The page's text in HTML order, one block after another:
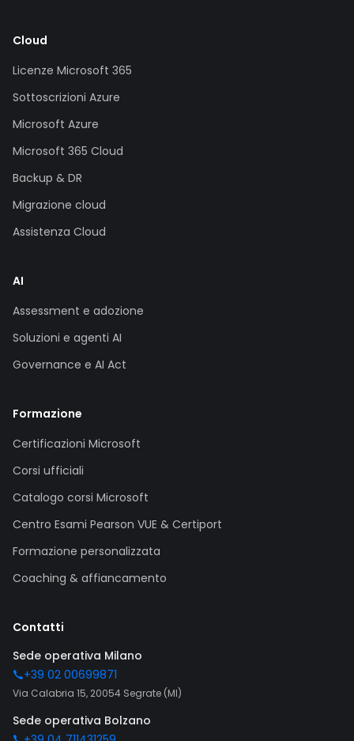
Cloud
Licenze Microsoft 365
Sottoscrizioni Azure
Microsoft Azure
Microsoft 365 Cloud
Backup & DR
Migrazione cloud
Assistenza Cloud
AI
Assessment e adozione
Soluzioni e agenti AI
Governance e AI Act
Formazione
Certificazioni Microsoft
Corsi ufficiali
Catalogo corsi Microsoft
Centro Esami Pearson VUE & Certiport
Formazione personalizzata
Coaching & affiancamento
Contatti
Sede operativa Milano
+39 02 00699871
Via Calabria 15, 20054 Segrate (MI)
Sede operativa Bolzano